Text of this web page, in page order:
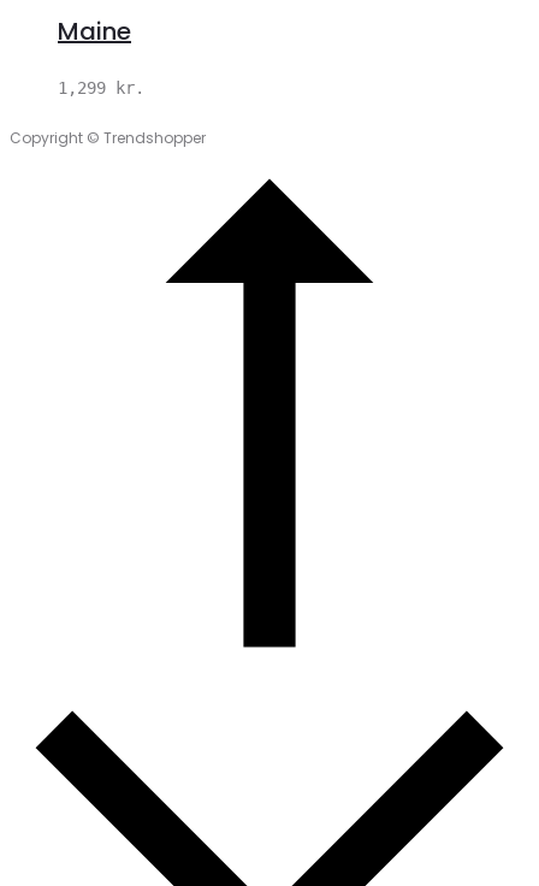
Maine
1,299 kr.
Copyright © Trendshopper